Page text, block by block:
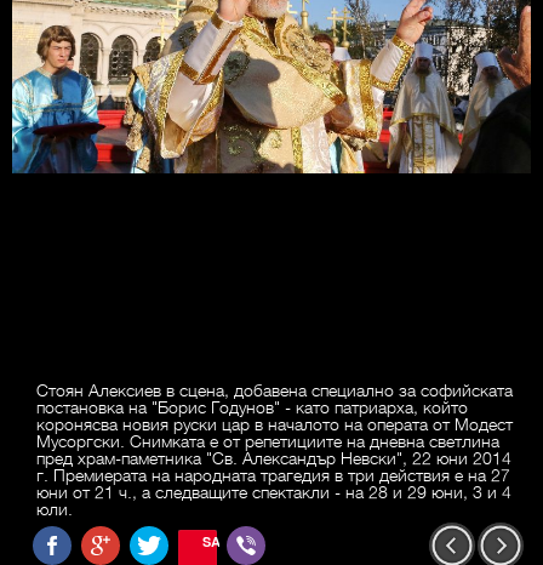
Стоян Алексиев в сцена, добавена специално за софийската
постановка на "Борис Годунов" - като патриарха, който
коронясва новия руски цар в началото на операта от Модест
Мусоргски. Снимката е от репетициите на дневна светлина
пред храм-паметника "Св. Александър Невски", 22 юни 2014
г. Премиерата на народната трагедия в три действия е на 27
юни от 21 ч., а следващите спектакли - на 28 и 29 юни, 3 и 4
юли.
SAVE